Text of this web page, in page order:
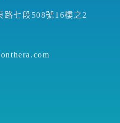
路七段508號16樓之2